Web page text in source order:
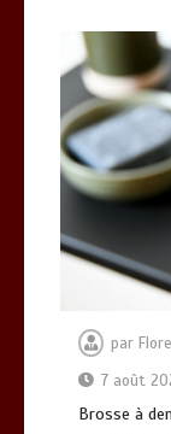
par
7 août
Brosse à